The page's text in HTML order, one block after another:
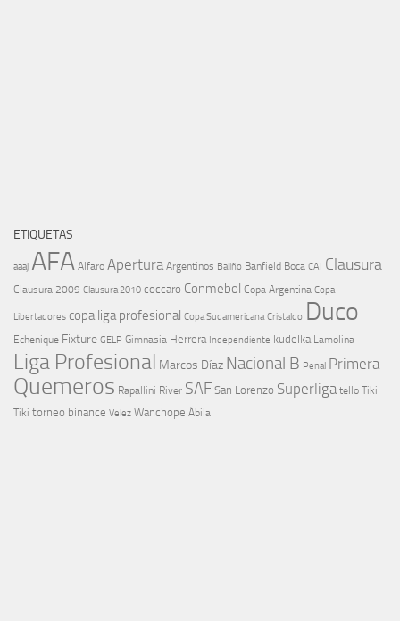
ETIQUETAS
aaaj AFA Alfaro Apertura Argentinos Baliño Banfield Boca CAI Clausura
Clausura 2009 Clausura 2010 coccaro Conmebol Copa Argentina Copa
Libertadores copa liga profesional Copa Sudamericana Cristaldo Duco
Echenique Fixture GELP Gimnasia Herrera Independiente kudelka Lamolina
Liga Profesional Marcos Díaz Nacional B Penal Primera
Quemeros Rapallini River SAF San Lorenzo Superliga tello Tiki
Tiki torneo binance Velez Wanchope Ábila